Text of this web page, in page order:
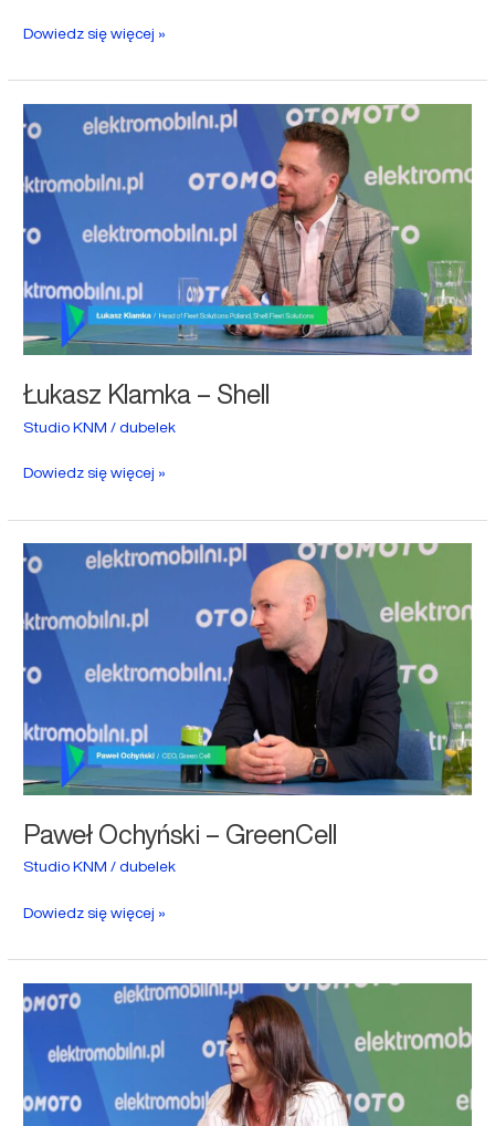
Dowiedz się więcej »
Łukasz Klamka – Shell
Studio KNM /dubelek
Łukasz
Klamka
Shell
Dowiedz się więcej »
Paweł Ochyński – GreenCell
Studio KNM /dubelek
Paweł
Ochyński
GreenCell
Dowiedz się więcej »
Małgorzata
Kulis
VOLVO
Trucks